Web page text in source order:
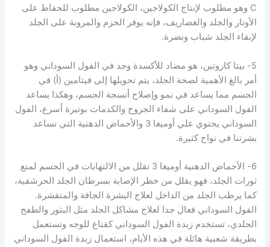
C وهو مطلوب لإنتاج الكولاجين، الكولاجين مطلوب للحفاظ على
الأوتار والجلد والغضاريف، فإنه يوفر الحزم والمرونة على الجلد
لإبقاء الجلد شباب ونضرة.
5- بيتا كاروتين، هو مضاد للأكسدة وجد في الفول السوداني وهو
أمر بالغ الأهمية لصحة الجلد، يتم تحويلها إلى فيتامين (أ) في
الجسم مما يساعد في نمو وإصلاح أنسجة الجسم، وهكذا يساعد
الفول السوداني على شفاء الجروح والكدمات بوتيرة أسرع، الفول
السوداني يحتوي علي أوميغا 3 والأحماض الدهنية التي تساعد
بشرتنا في نواح كثيرة.
6- الأحماض الدهنية أوميغا 3 تقلل من الالتهابات في الجسم لمنع
ثورات الجلد، فهو يقلل من خطر الإصابة بسرطان الجلد الحرشفية،
كما يرطب الجلد من الداخل لعلاج البشرة الجافة والمتقشرة.
الفول السوداني فعال جدا لعلاج مشاكل الجلد مثل البثور والطفح
الجلدي، تستخدم زبدة الفول السوداني كقناع للوجه وتستعمل
بطريقة شعبية هائلة في هذه الأيام، استعمال زبدة الفول السوداني